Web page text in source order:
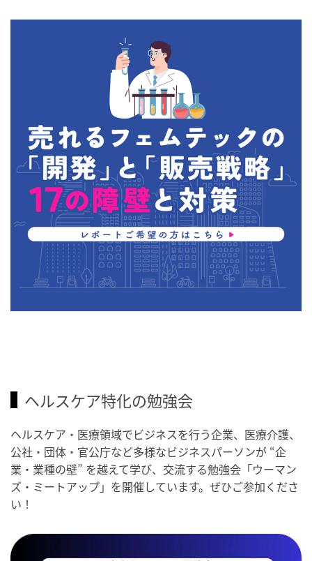
ヘルスケア特化の勉強会
ヘルスケア・医療領域でビジネスを行う企業、医療介護、
公社・団体・官公庁など多様なビジネスパーソンが “企
業・業種の壁” を越えて学び、交流する勉強会「ウーマン
ズ・ミートアップ」を開催しています。ぜひご参加くださ
い！